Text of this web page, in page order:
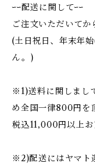
ｰｰ配送に関してｰｰ
ご注文いただいてか
(土日祝日、年末年
ん。)
※1)送料に関しまし
め全国一律800円を
税込11,000円以上お
※2)配送にはヤマト